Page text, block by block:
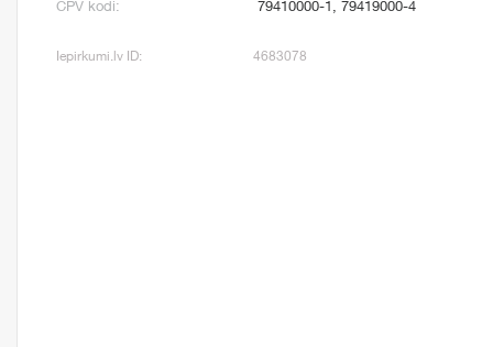
CPV kodi:
79410000-1, 79419000-4
Iepirkumi.lv ID: 4683078